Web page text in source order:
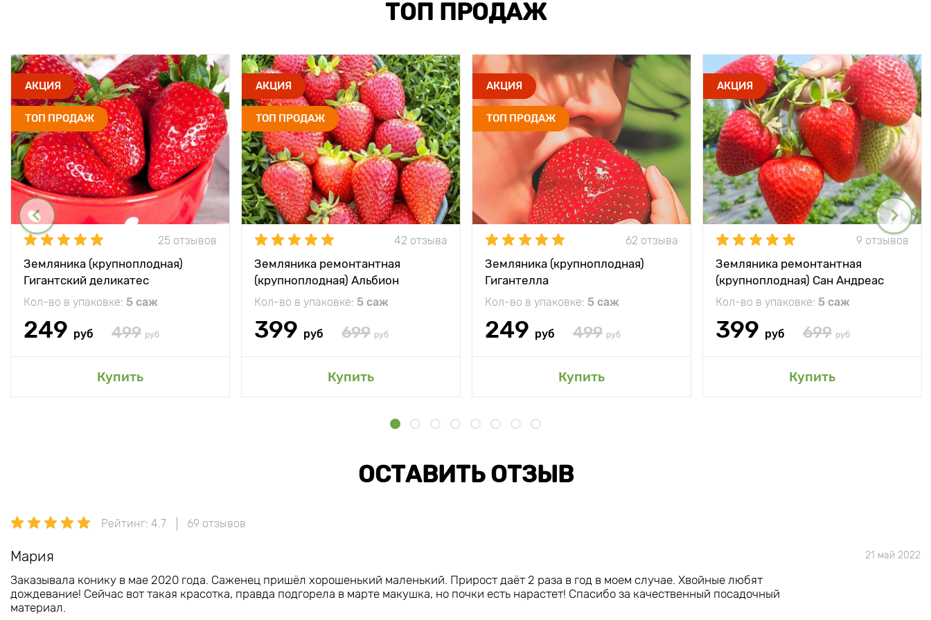
ТОП ПРОДАЖ
АКЦИЯ
ТОП ПРОДАЖ
25 отзывов
Земляника (крупноплодная)
Гигантский деликатес
Кол-во в упаковке: 5 саж
249 руб 499 руб
Купить
АКЦИЯ
ТОП ПРОДАЖ
42 отзыва
Земляника ремонтантная
(крупноплодная) Альбион
Кол-во в упаковке: 5 саж
399 руб 699 руб
Купить
АКЦИЯ
ТОП ПРОДАЖ
62 отзыва
Земляника (крупноплодная)
Гигантелла
Кол-во в упаковке: 5 саж
249 руб 499 руб
Купить
АКЦИЯ
9 отзывов
Земляника ремонтантная
(крупноплодная) Сан Андреас
Кол-во в упаковке: 5 саж
399 руб 699 руб
Купить
ОСТАВИТЬ ОТЗЫВ
Рейтинг: 4.7 69 отзывов
Мария 21 май 2022
Заказывала конику в мае 2020 года. Саженец пришёл хорошенький маленький. Прирост даёт 2 раза в год в моем случае. Хвойные любят
дождевание! Сейчас вот такая красотка, правда подгорела в марте макушка, но почки есть нарастет! Спасибо за качественный посадочный
материал.